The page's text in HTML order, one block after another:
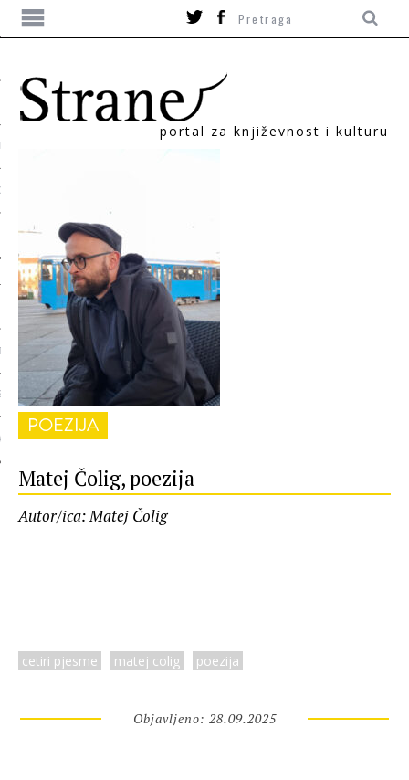
portal za književnost i kulturu
POEZIJA
Matej Čolig, poezija
Autor/ica: Matej Čolig
cetiri pjesme matej colig poezija
Objavljeno: 28.09.2025